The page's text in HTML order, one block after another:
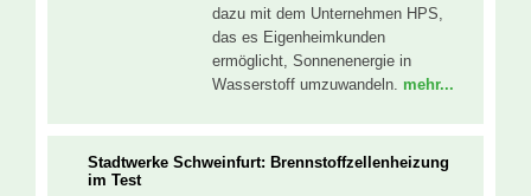
dazu mit dem Unternehmen HPS,
das es Eigenheimkunden
ermöglicht, Sonnenenergie in
Wasserstoff umzuwandeln. mehr...
Stadtwerke Schweinfurt: Brennstoffzellenheizung
im Test